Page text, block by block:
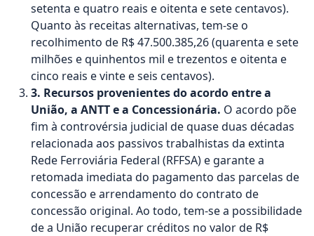
setenta e quatro reais e oitenta e sete centavos).
Quanto às receitas alternativas, tem-se o
recolhimento de R$ 47.500.385,26 (quarenta e sete
milhões e quinhentos mil e trezentos e oitenta e
cinco reais e vinte e seis centavos).
3. Recursos provenientes do acordo entre a
União, a ANTT e a Concessionária. O acordo põe
fim à controvérsia judicial de quase duas décadas
relacionada aos passivos trabalhistas da extinta
Rede Ferroviária Federal (RFFSA) e garante a
retomada imediata do pagamento das parcelas de
concessão e arrendamento do contrato de
concessão original. Ao todo, tem-se a possibilidade
de a União recuperar créditos no valor de R$